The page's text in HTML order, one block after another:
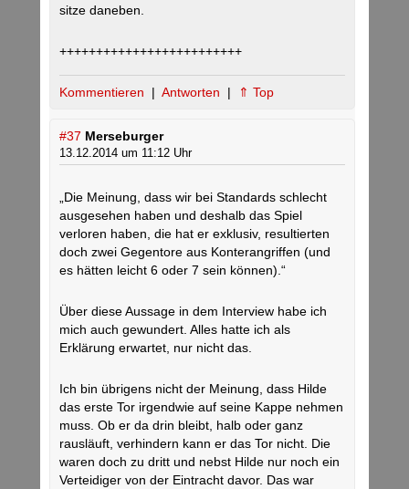
sitze daneben.
+++++++++++++++++++++++++
Kommentieren | Antworten | ⇑ Top
#37 Merseburger
13.12.2014 um 11:12 Uhr
„Die Meinung, dass wir bei Standards schlecht
ausgesehen haben und deshalb das Spiel
verloren haben, die hat er exklusiv, resultierten
doch zwei Gegentore aus Konterangriffen (und
es hätten leicht 6 oder 7 sein können).“
Über diese Aussage in dem Interview habe ich
mich auch gewundert. Alles hatte ich als
Erklärung erwartet, nur nicht das.
Ich bin übrigens nicht der Meinung, dass Hilde
das erste Tor irgendwie auf seine Kappe nehmen
muss. Ob er da drin bleibt, halb oder ganz
rausläuft, verhindern kann er das Tor nicht. Die
waren doch zu dritt und nebst Hilde nur noch ein
Verteidiger von der Eintracht davor. Das war